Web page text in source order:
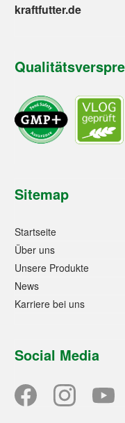
kraftfutter.de
Sitemap
Startseite
Über uns
Unsere Produkte
News
Karriere bei uns
Social Media